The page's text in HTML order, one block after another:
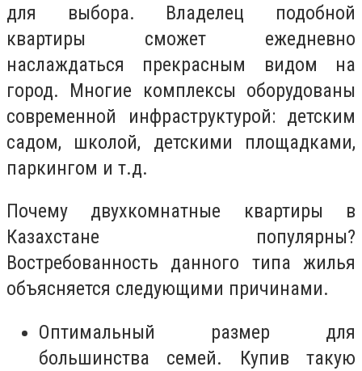
для выбора. Владелец подобной
квартиры сможет ежедневно
наслаждаться прекрасным видом на
город. Многие комплексы оборудованы
современной инфраструктурой: детским
садом, школой, детскими площадками,
паркингом и т.д.
Почему двухкомнатные квартиры в
Казахстане популярны?
Востребованность данного типа жилья
объясняется следующими причинами.
Оптимальный размер для
большинства семей. Купив такую